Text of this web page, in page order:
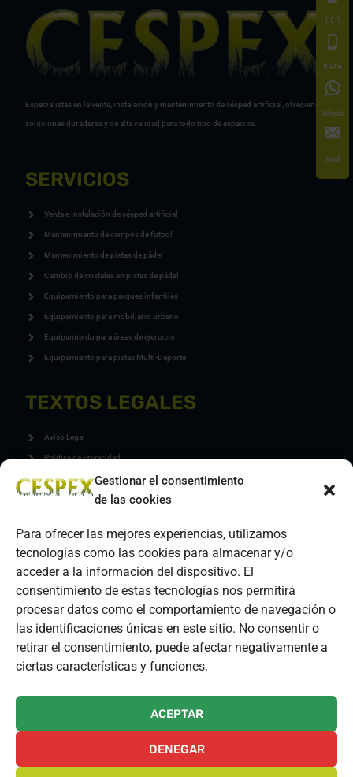
Gestionar el consentimiento
de las cookies
Para ofrecer las mejores experiencias, utilizamos
tecnologías como las cookies para almacenar y/o
acceder a la información del dispositivo. El
consentimiento de estas tecnologías nos permitirá
procesar datos como el comportamiento de navegación o
las identificaciones únicas en este sitio. No consentir o
retirar el consentimiento, puede afectar negativamente a
ciertas características y funciones.
ACEPTAR
DENEGAR
Especialistas en la venta, instalación y mantenimiento de césped artificial, ofreciendo
soluciones duraderas y de alta calidad para todo tipo de espacios.
SERVICIOS
Venta e Instalación de césped artificial
Mantenimiento de campos de futbol
Mantenimiento de pistas de pádel
Cambio de cristales en pistas de pádel
Equipamiento para parques infantiles
Equipamiento para mobiliario urbano
Equipamiento para áreas de ejercicio
Equipamiento para pistas Multi-Deporte
TEXTOS LEGALES
Aviso Legal
Política de Privacidad
Política de Cookies
Política de Calidad y Medio Ambiente
GESTIONAR COOKIES
CONTACTO
C. Huesca, 16, 06800 Mérida, Badajoz
Mail: info@cespex.com
Telefono: 615 83 21 38
Copyright © 2011 -2024 CESPEX S.L. All rights reserved.
FER
RAFA
Whats
Mail